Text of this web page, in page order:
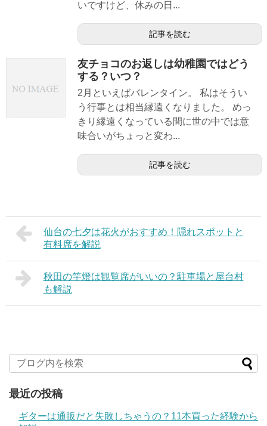
いですけど、休みの日...
記事を読む
友チョコのお返しは幼稚園ではどう
する？いつ？
2月といえばバレンタイン。 私はそうい
う行事とは相当縁遠くなりました。 めっ
きり縁遠くなっている間に世の中では意
味合いがちょっと変わ...
記事を読む
仙台の七夕は花火がおすすめ！隠れスポットと
有料席を解説
秋田の竿燈は観覧席がいいの？駐車場と屋台村
も解説
最近の投稿
ギターは通販だと失敗しちゃうの？11本買った経験から